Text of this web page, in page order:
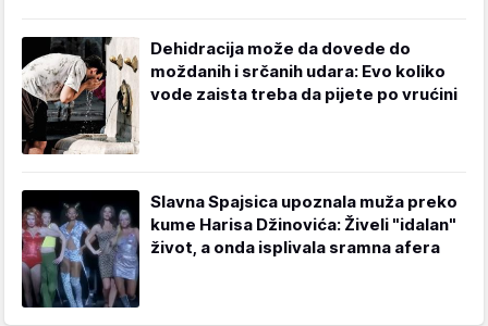
Dehidracija može da dovede do
moždanih i srčanih udara: Evo koliko
vode zaista treba da pijete po vrućini
Slavna Spajsica upoznala muža preko
kume Harisa Džinovića: Živeli "idalan"
život, a onda isplivala sramna afera